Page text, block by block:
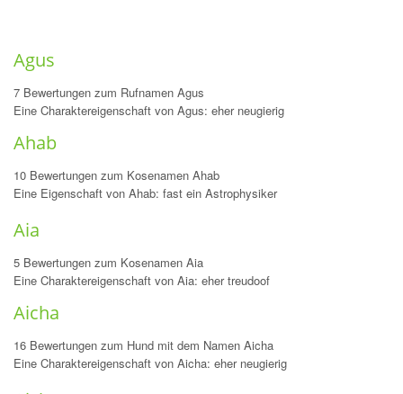
Agus
7 Bewertungen zum Rufnamen Agus
Eine Charaktereigenschaft von Agus: eher neugierig
Ahab
10 Bewertungen zum Kosenamen Ahab
Eine Eigenschaft von Ahab: fast ein Astrophysiker
Aia
5 Bewertungen zum Kosenamen Aia
Eine Charaktereigenschaft von Aia: eher treudoof
Aicha
16 Bewertungen zum Hund mit dem Namen Aicha
Eine Charaktereigenschaft von Aicha: eher neugierig